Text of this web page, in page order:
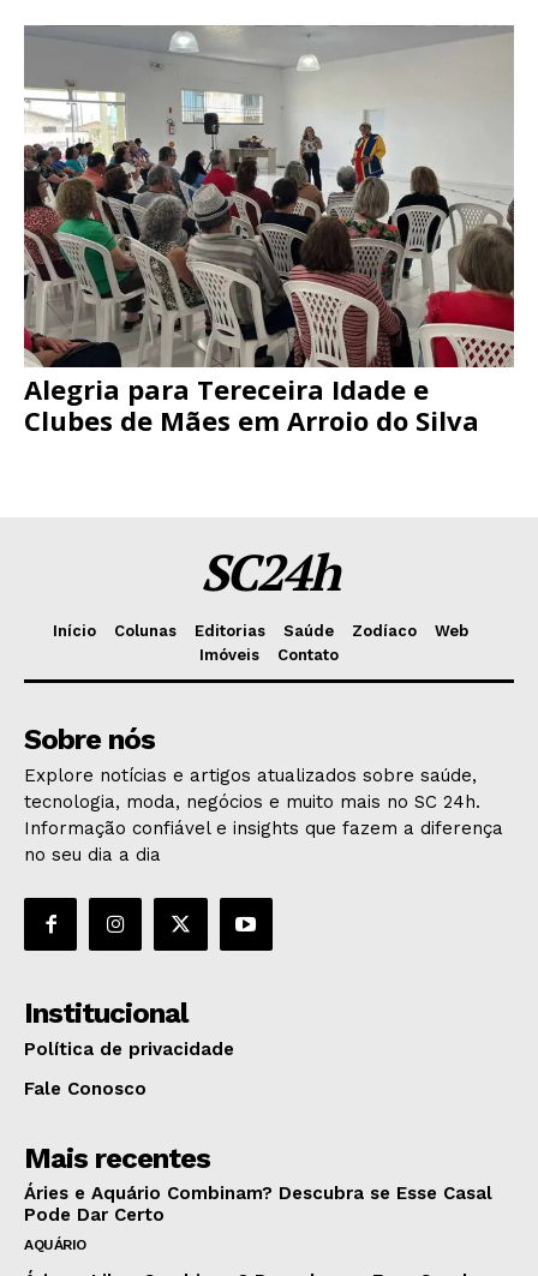
Alegria para Tereceira Idade e
Clubes de Mães em Arroio do Silva
SC24h
Início Colunas Editorias Saúde Zodíaco
Web
Imóveis
Contato
Sobre nós
Explore notícias e artigos atualizados sobre saúde,
tecnologia, moda, negócios e muito mais no SC 24h.
Informação confiável e insights que fazem a diferença
no seu dia a dia
Institucional
Política de privacidade
Fale Conosco
Mais recentes
Áries e Aquário Combinam? Descubra se Esse Casal
Pode Dar Certo
AQUÁRIO